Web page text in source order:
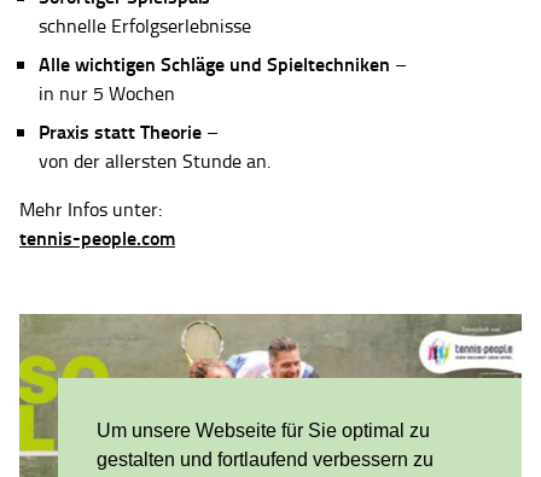
Um unsere Webseite für Sie optimal zu
gestalten und fortlaufend verbessern zu
schnelle Erfolgserlebnisse
Alle wichtigen Schläge und Spieltechniken –
in nur 5 Wochen
Praxis statt Theorie –
von der allersten Stunde an.
Mehr Infos unter:
tennis-people.com